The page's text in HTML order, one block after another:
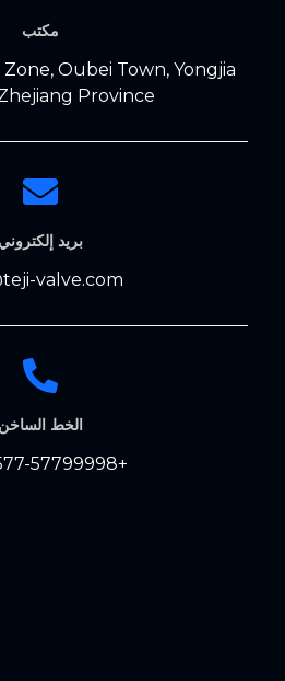
مكتب
Oubei Town, Yongjia
Province
بريد إلكتروني
valve.com
الخط الساخن
+86-0577-57799998